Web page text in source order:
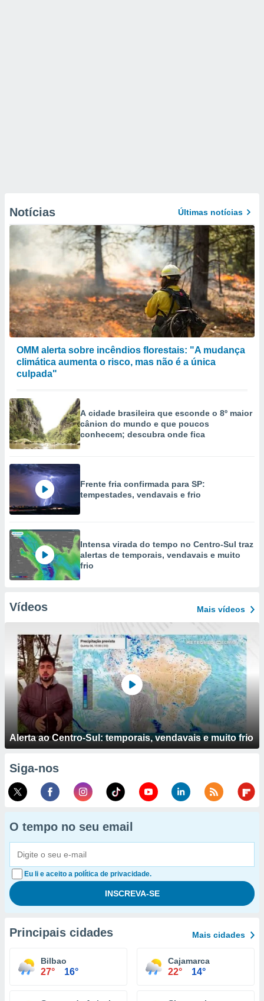
Notícias Últimas notícias
OMM alerta sobre incêndios florestais: "A mudança
climática aumenta o risco, mas não é a única
culpada"
A cidade brasileira que esconde o 8º maior
cânion do mundo e que poucos
conhecem; descubra onde fica
Frente fria confirmada para SP:
tempestades, vendavais e frio
Intensa virada do tempo no Centro-Sul traz
alertas de temporais, vendavais e muito
frio
Vídeos Mais vídeos
Alerta ao Centro-Sul: temporais, vendavais e muito frio
Siga-nos
O tempo no seu email
Eu li e aceito a política de privacidade.
Principais cidades Mais cidades
Bilbao
27° 16°
Cajamarca
22° 14°